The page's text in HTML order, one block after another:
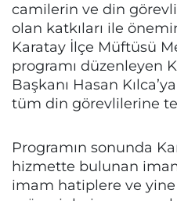
camilerin ve din
olan katkıları ile
Karatay İlçe Müftüsü
programı düzenleyen
Başkanı Hasan
tüm din görevlilerine
Programın sonunda
hizmette bulunan
imam hatiplere ve